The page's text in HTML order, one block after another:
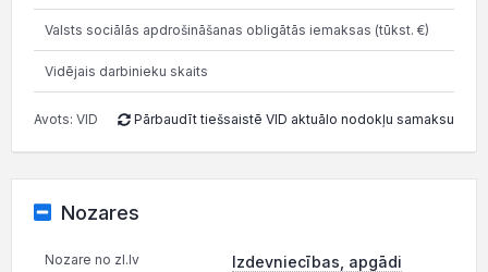
Valsts sociālās apdrošināšanas obligātās iemaksas (tūkst. €)
Vidējais darbinieku skaits
Avots: VID Pārbaudīt tiešsaistē VID aktuālo nodokļu samaksu
Nozares
Nozare no zl.lv Izdevniecības, apgādi